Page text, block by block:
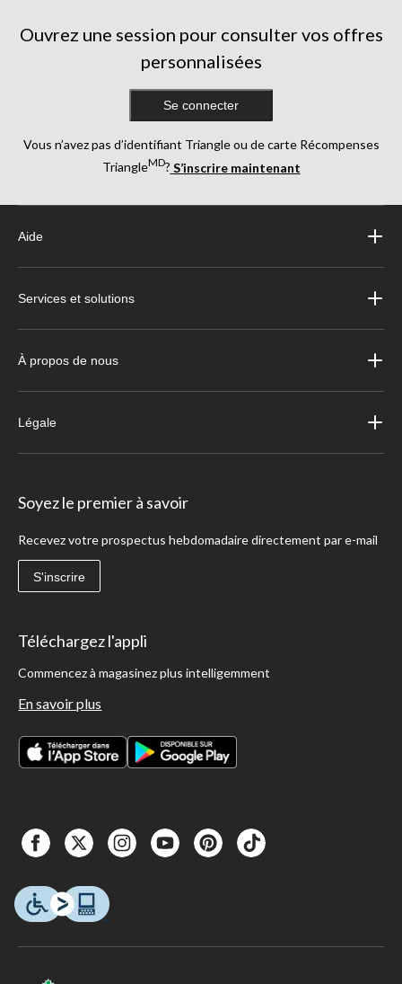
Ouvrez une session pour consulter vos offres
personnalisées
Se connecter
Vous n’avez pas d’identifiant Triangle ou de carte Récompenses
TriangleMD? S’inscrire maintenant
Aide
Services et solutions
À propos de nous
Légale
Soyez le premier à savoir
Recevez votre prospectus hebdomadaire directement par e-mail
S'inscrire
Téléchargez l'appli
Commencez à magasinez plus intelligemment
En savoir plus